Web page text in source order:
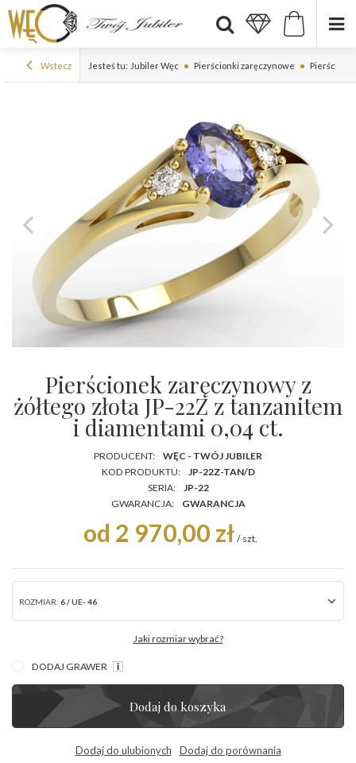
Wstecz Jesteś tu: Jubiler Węc Pierścionki zaręczynowe
Pierścionek zaręczynowy z
żółtego złota JP-22Z z tanzanitem
i diamentami 0,04 ct.
PRODUCENT:
WĘC - TWÓJ JUBILER
KOD PRODUKTU:
JP-22Z-TAN/D
SERIA:
JP-22
GWARANCJA:
GWARANCJA
od 2 970,00 zł / szt.
ROZMIAR: 6 / UE- 46
Jaki rozmiar wybrać?
DODAJ GRAWER
Dodaj do koszyka
Dodaj do ulubionych Dodaj do porównania